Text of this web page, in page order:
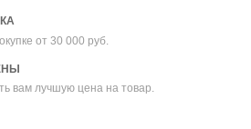
от 30 000 руб.
вам лучшую цена на товар.